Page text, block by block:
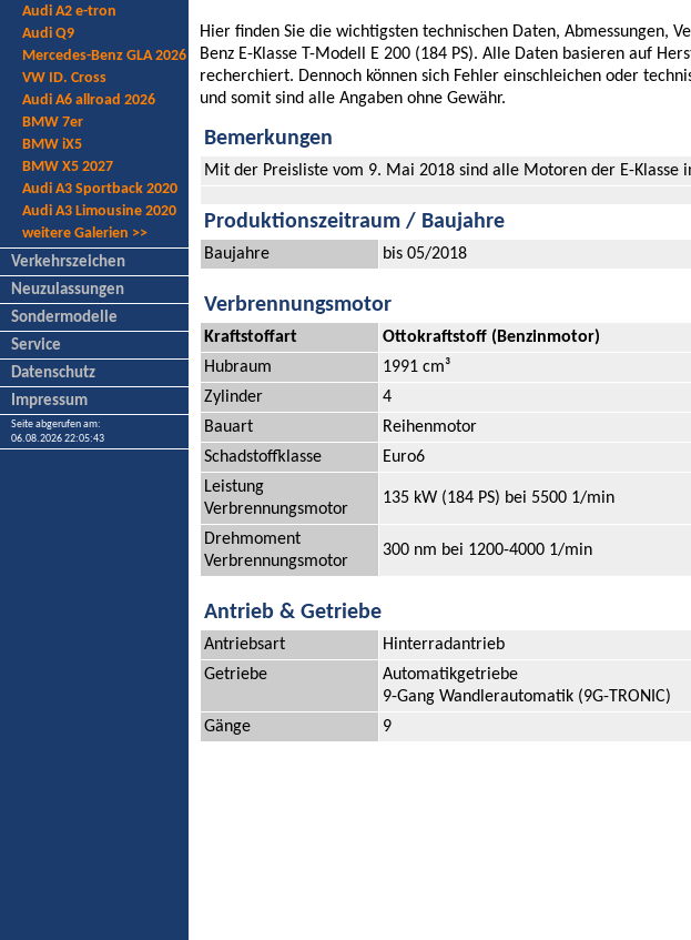
Audi A2 e-tron
Audi Q9
Mercedes-Benz GLA 2026
VW ID. Cross
Audi A6 allroad 2026
BMW 7er
BMW iX5
BMW X5 2027
Audi A3 Sportback 2020
Audi A3 Limousine 2020
weitere Galerien >>
Verkehrszeichen
Neuzulassungen
Sondermodelle
Service
Datenschutz
Impressum
Seite abgerufen am:
06.08.2026 22:05:43
Hier finden Sie die wichtigsten technischen Daten, Abmessungen,
Benz E-Klasse T-Modell E 200 (184 PS). Alle Daten basieren auf
recherchiert. Dennoch können sich Fehler einschleichen oder
und somit sind alle Angaben ohne Gewähr.
Bemerkungen
Mit der Preisliste vom 9. Mai 2018 sind alle Motoren der E-Klasse
Produktionszeitraum / Baujahre
Baujahre bis 05/2018
Verbrennungsmotor
Kraftstoffart
Ottokraftstoff (Benzinmotor)
Hubraum
1991 cm³
Zylinder
4
Bauart
Reihenmotor
Schadstoffklasse
Euro6
Leistung
Verbrennungsmotor
135 kW (184 PS) bei 5500 1/min
Drehmoment
Verbrennungsmotor
300 nm bei 1200-4000 1/min
Antrieb & Getriebe
Antriebsart
Hinterradantrieb
Getriebe
Automatikgetriebe
9-Gang Wandlerautomatik (9G-TRONIC)
Gänge
9